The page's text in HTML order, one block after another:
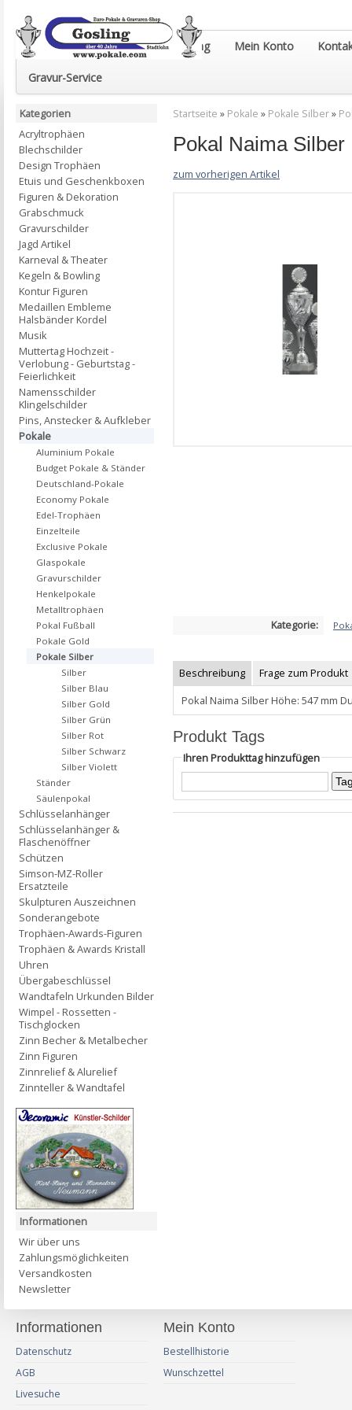
Euro-Pokale & Gravur-Shop Gosling Mein Konto
Gravur-Service
Startseite » Pokale » Pokale Silber»
Pokal Naima
zum vorherigen Artikel
Kategorie:
Beschreibung
Frage zum Produkt
Pokal Naima Silber Höhe: 547 mm
Produkt Tags
Ihren Produkttag hinzufügen
Kategorien
Acryltrophäen
Blechschilder
Design Trophäen
Etuis und Geschenkboxen
Figuren & Dekoration
Grabschmuck
Gravurschilder
Jagd Artikel
Karneval & Theater
Kegeln & Bowling
Kontur Figuren
Medaillen Embleme
Halsbänder Kordel
Musik
Muttertag Hochzeit -
Verlobung - Geburtstag -
Feierlichkeit
Namensschilder
Klingelschilder
Pins, Anstecker & Aufkleber
Pokale
Aluminium Pokale
Budget Pokale & Ständer
Deutschland-Pokale
Economy Pokale
Edel-Trophäen
Einzelteile
Exclusive Pokale
Glaspokale
Gravurschilder
Henkelpokale
Metalltrophäen
Pokal Fußball
Pokale Gold
Pokale Silber
Silber
Silber Blau
Silber Gold
Silber Grün
Silber Rot
Silber Schwarz
Silber Violett
Ständer
Säulenpokal
Schlüsselanhänger
Schlüsselanhänger &
Flaschenöffner
Schützen
Simson-MZ-Roller
Ersatzteile
Skulpturen Auszeichnen
Sonderangebote
Trophäen-Awards-Figuren
Trophäen & Awards Kristall
Uhren
Übergabeschlüssel
Wandtafeln Urkunden Bilder
Wimpel - Rossetten -
Tischglocken
Zinn Becher & Metalbecher
Zinn Figuren
Zinnrelief & Alurelief
Zinnteller & Wandtafel
Informationen
Wir über uns
Zahlungsmöglichkeiten
Versandkosten
Newsletter
Informationen
Datenschutz
AGB
Livesuche
Mein Konto
Bestellhistorie
Wunschzettel